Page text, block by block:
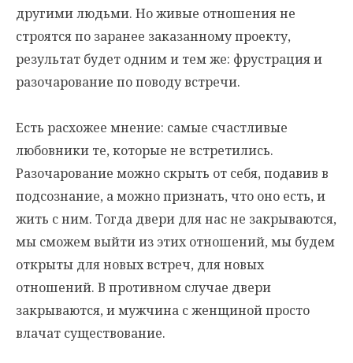
другими людьми. Но живые отношения не
строятся по заранее заказанному проекту,
результат будет одним и тем же: фрустрация и
разочарование по поводу встречи.
Есть расхожее мнение: самые счастливые
любовники те, которые не встретились.
Разочарование можно скрыть от себя, подавив в
подсознание, а можно признать, что оно есть, и
жить с ним. Тогда двери для нас не закрываются,
мы сможем выйти из этих отношений, мы будем
открыты для новых встреч, для новых
отношений. В противном случае двери
закрываются, и мужчина с женщиной просто
влачат существование.